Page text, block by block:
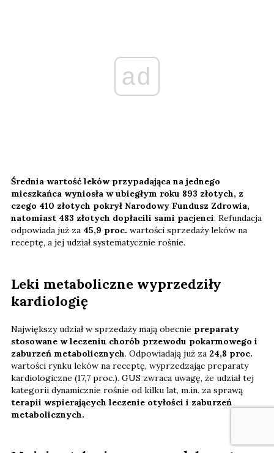
ad
Średnia wartość leków przypadająca na jednego
mieszkańca wyniosła w ubiegłym roku 893 złotych, z
czego 410 złotych pokrył Narodowy Fundusz Zdrowia,
natomiast 483 złotych dopłacili sami pacjenci. Refundacja
odpowiada już za 45,9 proc. wartości sprzedaży leków na
receptę, a jej udział systematycznie rośnie.
Leki metaboliczne wyprzedziły
kardiologię
Największy udział w sprzedaży mają obecnie preparaty
stosowane w leczeniu chorób przewodu pokarmowego i
zaburzeń metabolicznych. Odpowiadają już za 24,8 proc.
wartości rynku leków na receptę, wyprzedzając preparaty
kardiologiczne (17,7 proc.). GUS zwraca uwagę, że udział tej
kategorii dynamicznie rośnie od kilku lat, m.in. za sprawą
terapii wspierających leczenie otyłości i zaburzeń
metabolicznych.